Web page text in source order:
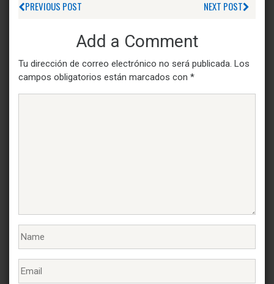
PREVIOUS POST NEXT POST
Add a Comment
Tu dirección de correo electrónico no será publicada. Los
campos obligatorios están marcados con *